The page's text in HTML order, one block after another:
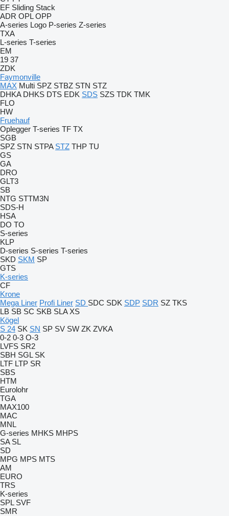
EF Sliding Stack
ADR OPL OPP
A-series Logo P-series Z-series
TXA
L-series T-series
EM
19 37
ZDK
Faymonville
MAX Multi SPZ STBZ STN STZ
DHKA DHKS DTS EDK SDS SZS TDK TMK
FLO
HW
Fruehauf
Oplegger T-series TF TX
SGB
SPZ STN STPA STZ THP TU
GS
GA
DRO
GLT3
SB
NTG STTM3N
SDS-H
HSA
DO TO
S-series
KLP
D-series S-series T-series
SKD SKM SP
GTS
K-series
CF
Krone
Mega Liner Profi Liner SD SDC SDK SDP SDR SZ TKS
LB SB SC SKB SLA XS
Kögel
S 24 SK SN SP SV SW ZK ZVKA
0-2 0-3 O-3
LVFS SR2
SBH SGL SK
LTF LTP SR
SBS
HTM
Eurolohr
TGA
MAX100
MAC
MNL
G-series MHKS MHPS
SA SL
SD
MPG MPS MTS
AM
EURO
TRS
K-series
SPL SVF
SMR